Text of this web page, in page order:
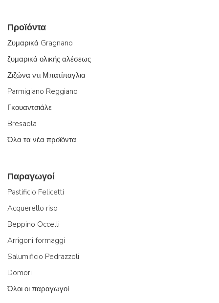
Προϊόντα
Ζυμαρικά Gragnano
ζυμαρικά ολικής αλέσεως
Ζιζώνα ντι Μπατίπαγλια
Parmigiano Reggiano
Γκουαντσιάλε
Bresaola
Όλα τα νέα προϊόντα
Παραγωγοί
Pastificio Felicetti
Acquerello riso
Beppino Occelli
Arrigoni formaggi
Salumificio Pedrazzoli
Domori
Όλοι οι παραγωγοί